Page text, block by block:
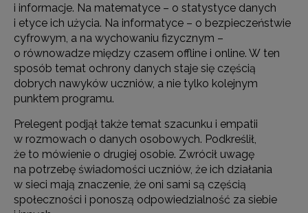
i informacje. Na matematyce – o statystyce danych
i etyce ich użycia. Na informatyce – o bezpieczeństwie
cyfrowym, a na wychowaniu fizycznym –
o równowadze między czasem offline i online. W ten
sposób temat ochrony danych staje się częścią
dobrych nawyków uczniów, a nie tylko kolejnym
punktem programu.
Prelegent podjął także temat szacunku i empatii
w rozmowach o danych osobowych. Podkreślił,
że to mówienie o drugiej osobie. Zwrócił uwagę
na potrzebę świadomości uczniów, że ich działania
w sieci mają znaczenie, że oni sami są częścią
społeczności i ponoszą odpowiedzialność za siebie